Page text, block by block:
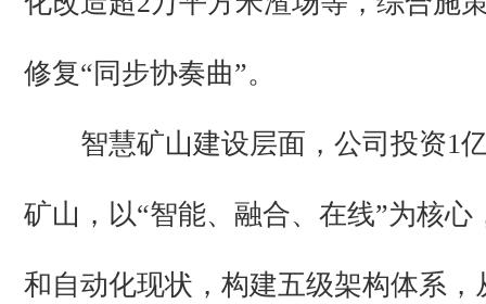
修复“同步协奏曲”。
智慧矿山建设层面，公司投资1
矿山，以“智能、融合、在线”为核心
和自动化现状，构建五级架构体系，